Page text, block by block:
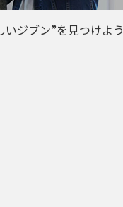
いジブン”を見つけよう